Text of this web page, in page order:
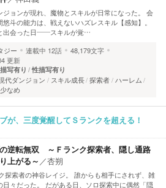
ジョンが現れ、魔物とスキルが日常になった。 会
斗の能力は、戦えないハズレスキル【感知】。
出会った日――スキルが覚…
ジー 連載中 12話
48,179文字
更新
写有り 性描写有り
代ダンジョン スキル成長 探索者 ハーレム
なめ
が、三度覚醒してＳランクを超える！
逆転無双 ～Ｆランク探索者、隠し通路
上がる～ ／杏朔
探索者の神谷レイジ。 誰からも相手にされず、雑
日々だった。 だがある日、ソロ探索中に偶然「隠